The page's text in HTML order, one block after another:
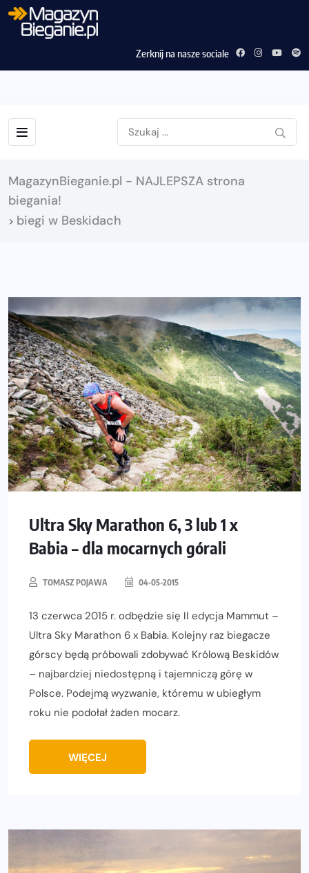
Zerknij na nasze sociale
MagazynBieganie.pl - NAJLEPSZA strona
biegania!
> biegi w Beskidach
Ultra Sky Marathon 6, 3 lub 1 x
Babia – dla mocarnych górali
TOMASZ POJAWA 04-05-2015
13 czerwca 2015 r. odbędzie się II edycja Mammut –
Ultra Sky Marathon 6 x Babia. Kolejny raz biegacze
górscy będą próbowali zdobywać Królową Beskidów
– najbardziej niedostępną i tajemniczą górę w
Polsce. Podejmą wyzwanie, któremu w ubiegłym
roku nie podołał żaden mocarz.
WIĘCEJ